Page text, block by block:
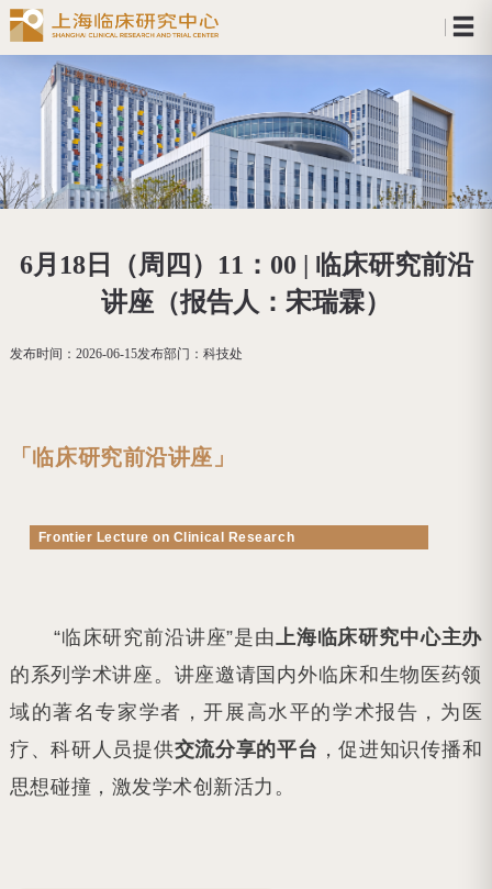
6月18日（周四）11：00 | 临床研究前沿
讲座（报告人：宋瑞霖）
发布时间： 2026-06-15发布部门： 科技处
「临床研究前沿讲座」
Frontier Lecture on Clinical Research
“临床研究前沿讲座”是由 上海临床研究中心主办
的系列学术讲座。讲座邀请国内外临床和生物医药领
域的著名专家学者，开展高水平的学术报告，为医
疗、科研人员提供交流分享的平台 ，促进知识传播和
思想碰撞，激发学术创新活力。